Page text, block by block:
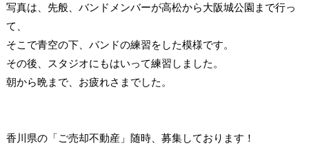
写真は、先般、バンドメンバーが高松から大阪城公園まで行っ
て、
そこで青空の下、バンドの練習をした模様です。
その後、スタジオにもはいって練習しました。
朝から晩まで、お疲れさまでした。
香川県の「ご売却不動産」随時、募集しております！